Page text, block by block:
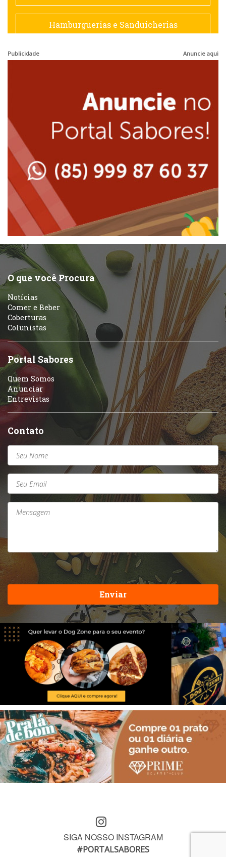
Francesa
Japonesa e Oriental
Lanchonetes
Massas
Peixes e Frutos do Mar
Pizzarias
Portuguesa
Self-service
Sobremesas e sorvetes
Hamburguerias e Sanduicherias
Peixes e Frutos do Mar
Pizzarias
Portuguesa
Sobremesas e sorvetes
Variados
Publicidade Anuncie aqui
O que você Procura
Notícias
Comer e Beber
Coberturas
Colunistas
Portal Sabores
Quem Somos
Anunciar
Entrevistas
Contato
Enviar
SIGA NOSSO INSTAGRAM
#PORTALSABORES